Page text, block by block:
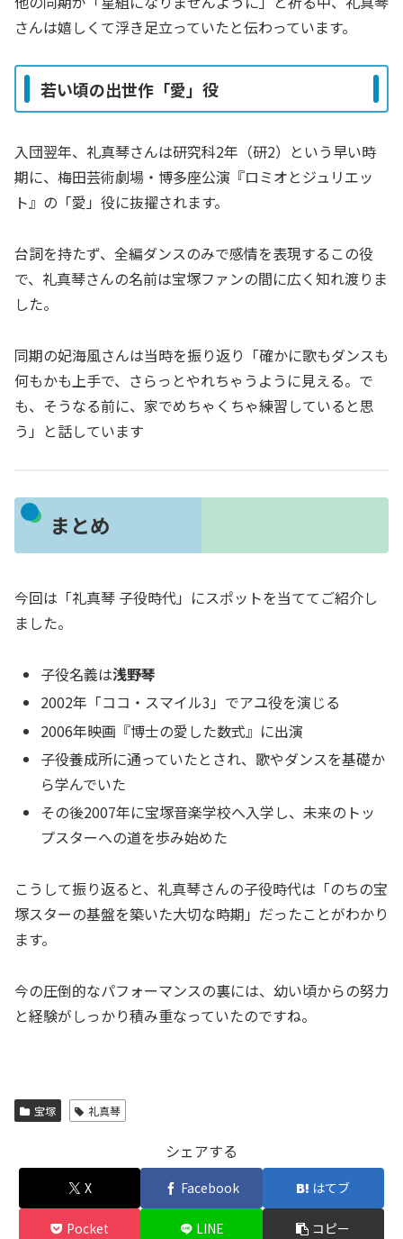
さんは嬉しくて浮き足立っていたと伝わっています。
若い頃の出世作「愛」役
入団翌年、礼真琴さんは研究科2年（研2）という早い時
期に、梅田芸術劇場・博多座公演『ロミオとジュリエッ
ト』の「愛」役に抜擢されます。
台詞を持たず、全編ダンスのみで感情を表現するこの役
で、礼真琴さんの名前は宝塚ファンの間に広く知れ渡りま
した。
同期の妃海風さんは当時を振り返り「確かに歌もダンスも
何もかも上手で、さらっとやれちゃうように見える。で
も、そうなる前に、家でめちゃくちゃ練習していると思
う」と話しています
まとめ
今回は「礼真琴 子役時代」にスポットを当ててご紹介し
ました。
子役名義は浅野琴
2002年「ココ・スマイル3」でアユ役を演じる
2006年映画『博士の愛した数式』に出演
子役養成所に通っていたとされ、歌やダンスを基礎か
ら学んでいた
その後2007年に宝塚音楽学校へ入学し、未来のトッ
プスターへの道を歩み始めた
こうして振り返ると、礼真琴さんの子役時代は「のちの宝
塚スターの基盤を築いた大切な時期」だったことがわかり
ます。
今の圧倒的なパフォーマンスの裏には、幼い頃からの努力
と経験がしっかり積み重なっていたのですね。
宝塚 礼真琴
シェアする
X Facebook はてブ
Pocket LINE コピー